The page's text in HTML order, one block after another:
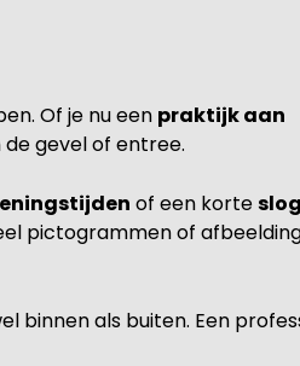
Of je nu een praktijk aan
gevel of entree.
of een korte
pictogrammen of
binnen als buiten. Een